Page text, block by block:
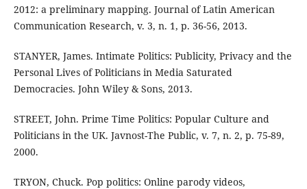
2012: a preliminary mapping. Journal of Latin American
Communication Research, v. 3, n. 1, p. 36-56, 2013.
STANYER, James. Intimate Politics: Publicity, Privacy and the
Personal Lives of Politicians in Media Saturated
Democracies. John Wiley & Sons, 2013.
STREET, John. Prime Time Politics: Popular Culture and
Politicians in the UK. Javnost-The Public, v. 7, n. 2, p. 75-89,
2000.
TRYON, Chuck. Pop politics: Online parody videos,